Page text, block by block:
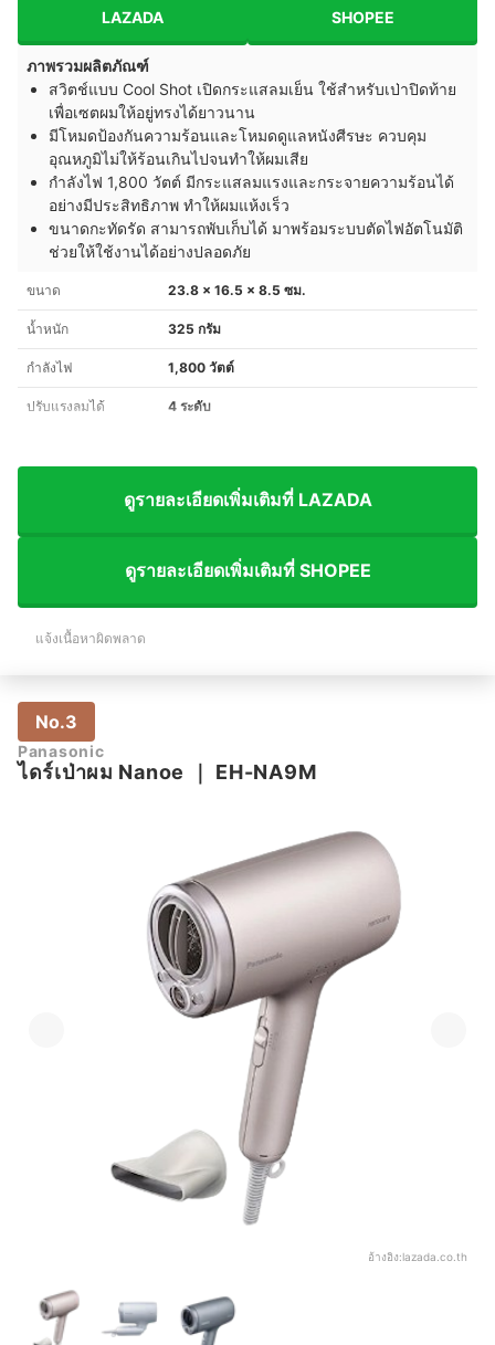
LAZADA SHOPEE
ภาพรวมผลิตภัณฑ์
สวิตช์แบบ Cool Shot เปิดกระแสลมเย็น ใช้สำหรับเป่าปิดท้าย
เพื่อเซตผมให้อยู่ทรงได้ยาวนาน
มีโหมดป้องกันความร้อนและโหมดดูแลหนังศีรษะ ควบคุม
อุณหภูมิไม่ให้ร้อนเกินไปจนทำให้ผมเสีย
กำลังไฟ 1,800 วัตต์ มีกระแสลมแรงและกระจายความร้อนได้
อย่างมีประสิทธิภาพ ทำให้ผมแห้งเร็ว
ขนาดกะทัดรัด สามารถพับเก็บได้ มาพร้อมระบบตัดไฟอัตโนมัติ
ช่วยให้ใช้งานได้อย่างปลอดภัย
ขนาด 23.8 x 16.5 x 8.5 ซม.
น้ำหนัก 325 กรัม
กำลังไฟ 1,800 วัตต์
ปรับแรงลมได้ 4 ระดับ
ดูรายละเอียดเพิ่มเติมที่ LAZADA
ดูรายละเอียดเพิ่มเติมที่ SHOPEE
แจ้งเนื้อหาผิดพลาด
No.3
Panasonic
ไดร์เป่าผม Nanoe EH-NA9M
อ้างอิง:lazada.co.th